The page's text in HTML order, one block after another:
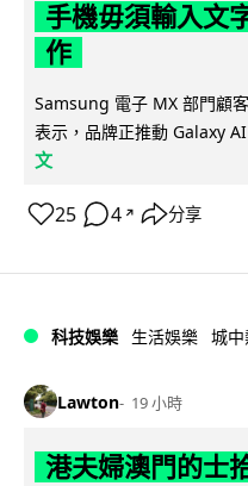
手機毋須輸入文
作
Samsung 電子 MX 部門顧
表示，品牌正推動 Galaxy
文
25 4 ↗ 分享
科技娛樂 生活娛樂 城
Lawton 19 小時
港夫婦澳門的士